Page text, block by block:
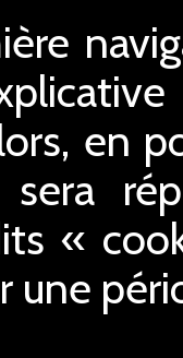
en
sera
«
une